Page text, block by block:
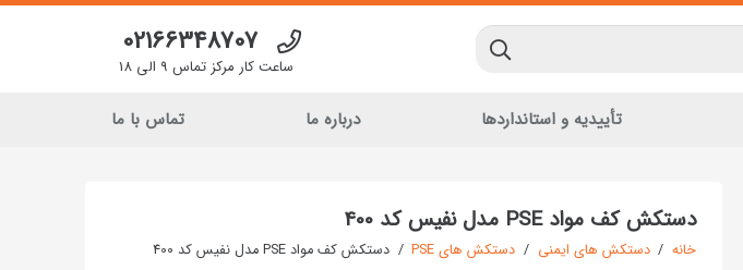
02166348707
ساعت کار مرکز تماس 9 الی 18
تأییدیه و استانداردها درباره ما تماس با ما
دستکش کف مواد PSE مدل نفیس کد 400
خانه / دستکش های ایمنی / دستکش های PSE / دستکش کف مواد PSE مدل نفیس کد 400